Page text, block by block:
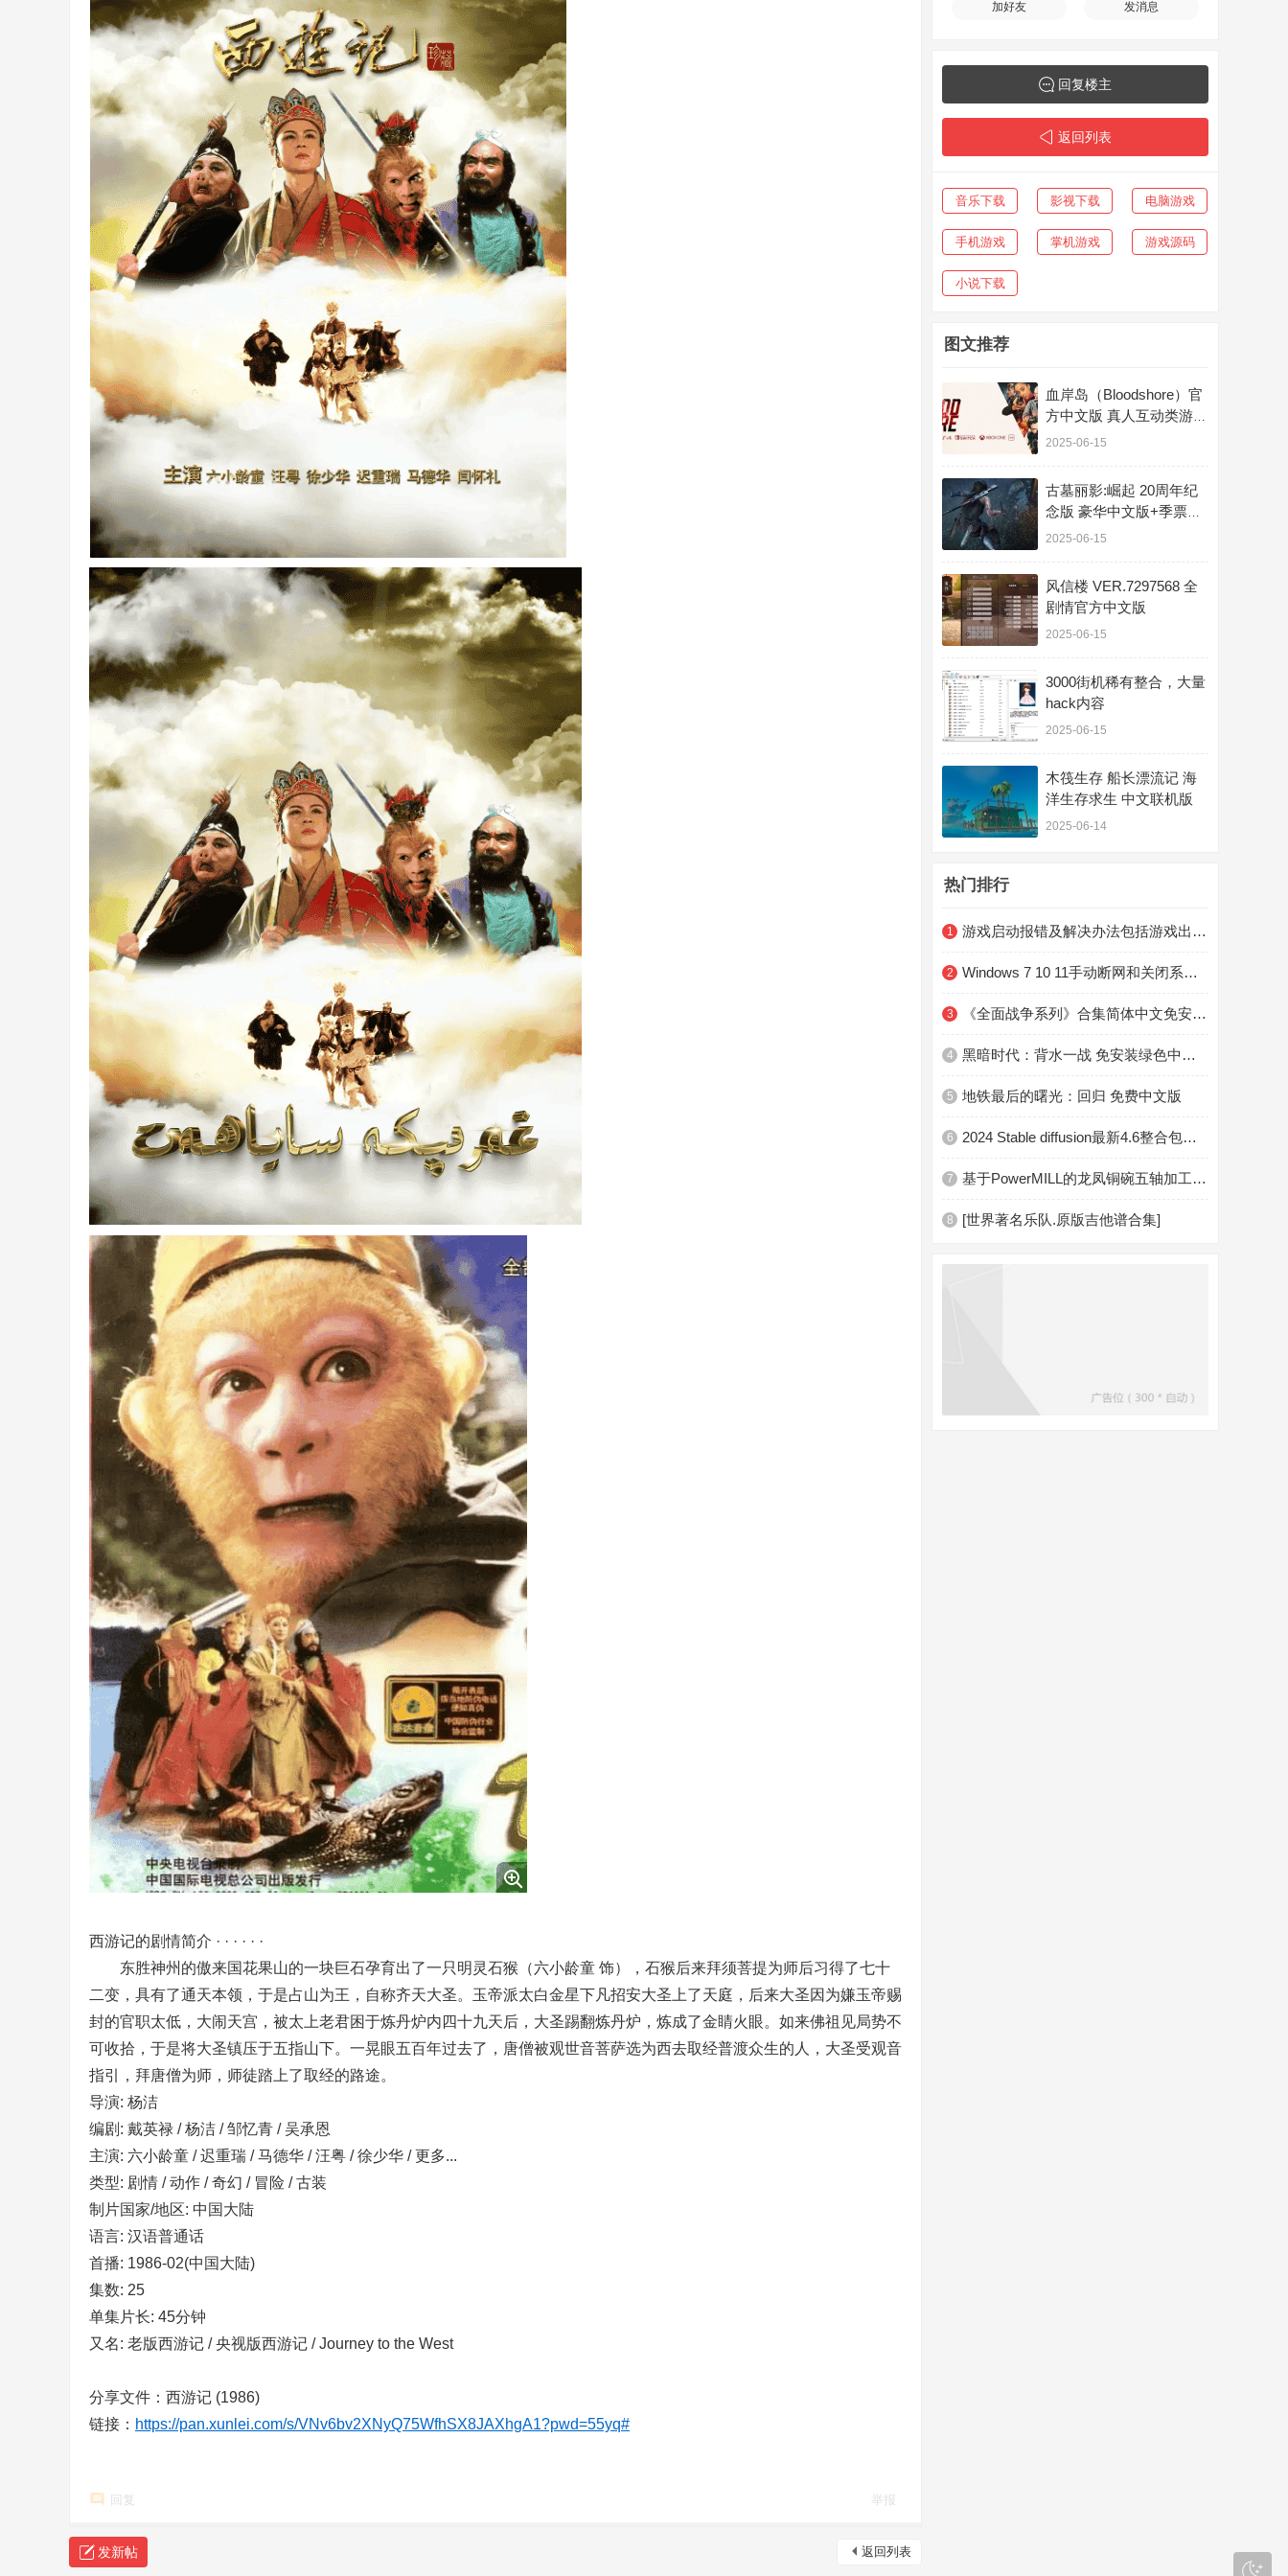
西游记的剧情简介 · · · · · ·
东胜神州的傲来国花果山的一块巨石孕育出了一只明灵石猴（六小龄童 饰），石猴后来拜须菩提为师后习得了七十
二变，具有了通天本领，于是占山为王，自称齐天大圣。玉帝派太白金星下凡招安大圣上了天庭，后来大圣因为嫌玉帝赐
封的官职太低，大闹天宫，被太上老君困于炼丹炉内四十九天后，大圣踢翻炼丹炉，炼成了金睛火眼。如来佛祖见局势不
可收拾，于是将大圣镇压于五指山下。一晃眼五百年过去了，唐僧被观世音菩萨选为西去取经普渡众生的人，大圣受观音
指引，拜唐僧为师，师徒踏上了取经的路途。
导演: 杨洁
编剧: 戴英禄 / 杨洁 / 邹忆青 / 吴承恩
主演: 六小龄童 / 迟重瑞 / 马德华 / 汪粤 / 徐少华 / 更多...
类型: 剧情 / 动作 / 奇幻 / 冒险 / 古装
制片国家/地区: 中国大陆
语言: 汉语普通话
首播: 1986-02(中国大陆)
集数: 25
单集片长: 45分钟
又名: 老版西游记 / 央视版西游记 / Journey to the West
分享文件：西游记 (1986)
链接： https://pan.xunlei.com/s/VNv6bv2XNyQ75WfhSX8JAXhgA1?pwd=55yq#
回复 举报
返回列表
发新帖
加好友 发消息
回复楼主
返回列表
音乐下载 影视下载 电脑游戏
手机游戏 掌机游戏 游戏源码
小说下载
图文推荐
血岸岛（Bloodshore）官
方中文版 真人互动类游戏
11G
2025-06-15
古墓丽影:崛起 20周年纪
念版 豪华中文版+季票
+劳拉的梦魇
2025-06-15
风信楼 VER.7297568 全
剧情官方中文版
2025-06-15
3000街机稀有整合，大量
hack内容
2025-06-15
木筏生存 船长漂流记 海
洋生存求生 中文联机版
2025-06-14
热门排行
1 游戏启动报错及解决办法包括游戏出现黑屏、闪退、进游戏没反应、错误提示等
2 Windows 7 10 11手动断网和关闭系统自带杀软及防火墙教程
3 《全面战争系列》合集简体中文免安装版
4 黑暗时代：背水一战 免安装绿色中文版
5 地铁最后的曙光：回归 免费中文版
6 2024 Stable diffusion最新4.6整合包终于来了！
7 基于PowerMILL的龙凤铜碗五轴加工技术
8 [世界著名乐队.原版吉他谱合集]